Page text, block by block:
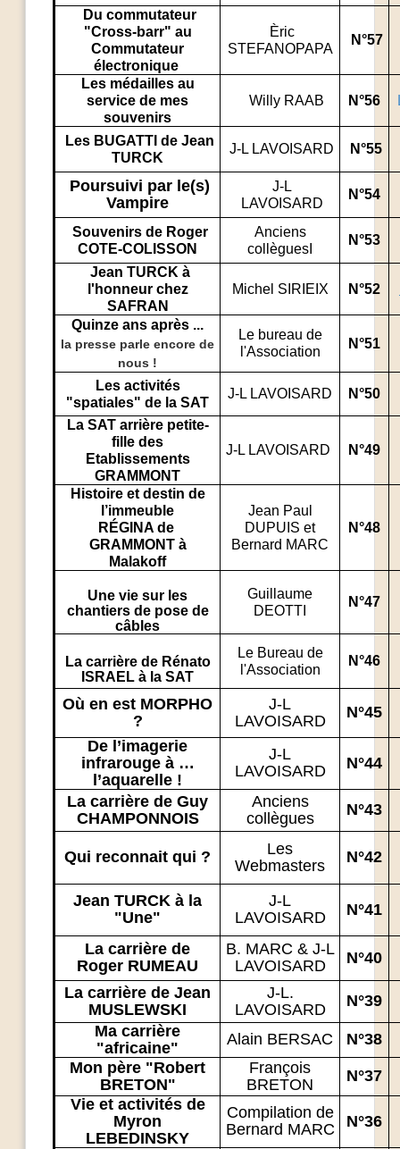
Du commutateur
"Cross-barr" au
Commutateur
électronique
Èric
STEFANOPAPA
N°57
Les médailles au
service de mes
souvenirs
Willy RAAB N°56
Les BUGATTI de Jean
TURCK
J-L LAVOISARD N°55
Poursuivi par le(s)
Vampire
J-L
LAVOISARD
N°54
Souvenirs de Roger
COTE-COLISSON
Anciens
collèguesI
N°53
Jean TURCK à
l'honneur chez
SAFRAN
Michel SIRIEIX N°52
Quinze ans après ...
la presse parle encore de
nous !
Le bureau de
l'Association
N°51
Les activités
"spatiales" de la SAT
J-L LAVOISARD N°50
La SAT arrière petite-
fille des
Etablissements
GRAMMONT
J-L LAVOISARD N°49
Histoire et destin de
l’immeuble
RÉGINA de
GRAMMONT à
Malakoff
Jean Paul
DUPUIS et
Bernard MARC
N°48
Une vie sur les
chantiers de pose de
câbles
Guillaume
DEOTTI
N°47
La carrière de Rénato
ISRAEL à la SAT
Le Bureau de
l'Association
N°46
Où en est MORPHO
?
J-L
LAVOISARD
N°45
De l’imagerie
infrarouge à …
l’aquarelle !
J-L
LAVOISARD
N°44
La carrière de Guy
CHAMPONNOIS
Anciens
collègues
N°43
Qui reconnait qui ?
Les
Webmasters
N°42
Jean TURCK à la
"Une"
J-L
LAVOISARD
N°41
La carrière de
Roger RUMEAU
B. MARC & J-L
LAVOISARD
N°40
La carrière de Jean
MUSLEWSKI
J-L.
LAVOISARD
N°39
Ma carrière
"africaine"
Alain BERSAC N°38
Mon père "Robert
BRETON"
François
BRETON
N°37
Vie et activités de
Myron
LEBEDINSKY
Compilation de
Bernard MARC
N°36